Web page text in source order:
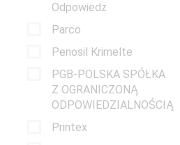
Odpowiedz
Parco
Penosil Krimelte
PGB-POLSKA SPÓŁKA
Z OGRANICZONĄ
ODPOWIEDZIALNOŚCIĄ
Printex